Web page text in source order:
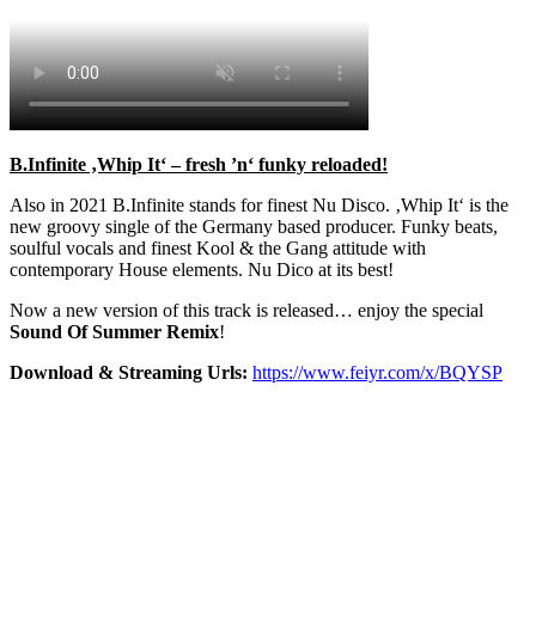
B.Infinite ‚Whip It‘ – fresh ’n‘ funky reloaded!
Also in 2021 B.Infinite stands for finest Nu Disco. ‚Whip It‘ is the
new groovy single of the Germany based producer. Funky beats,
soulful vocals and finest Kool & the Gang attitude with
contemporary House elements. Nu Dico at its best!
Now a new version of this track is released… enjoy the special
Sound Of Summer Remix!
Download & Streaming Urls: https://www.feiyr.com/x/BQYSP